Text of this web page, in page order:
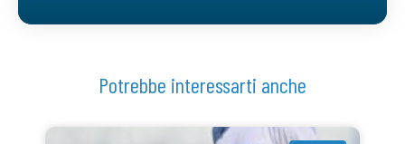
Potrebbe interessarti anche